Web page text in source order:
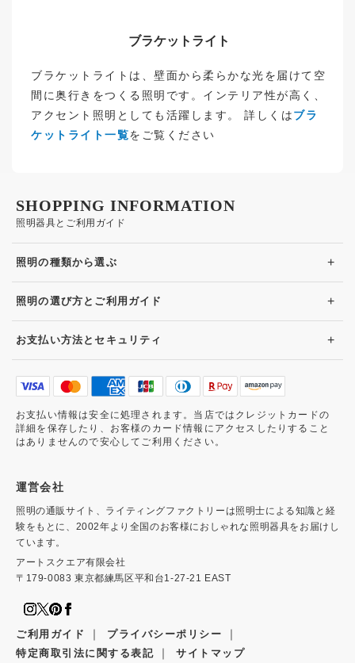
ブラケットライト
ブラケットライトは、壁面から柔らかな光を届けて空
間に奥行きをつくる照明です。インテリア性が高く、
アクセント照明としても活躍します。 詳しくはブラ
ケットライト一覧をご覧ください
照明器具とご利用ガイド
SHOPPING INFORMATION
照明の種類から選ぶ +
照明の選び方とご利用ガイド +
お支払い方法とセキュリティ +
お支払い情報は安全に処理されます。当店ではクレジットカードの
詳細を保存したり、お客様のカード情報にアクセスしたりすること
はありませんので安心してご利用ください。
運営会社
照明の通販サイト、ライティングファクトリーは照明士による知識と経
験をもとに、2002年より全国のお客様におしゃれな照明器具をお届けし
ています。
アートスクエア有限会社
〒179-0083 東京都練馬区平和台1-27-21 EAST
ご利用ガイド ｜ プライバシーポリシー ｜
特定商取引法に関する表記 ｜ サイトマップ